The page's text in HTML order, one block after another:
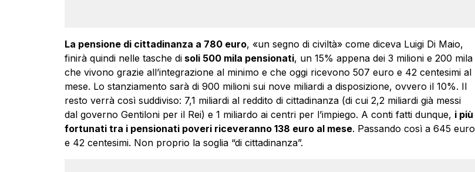
La pensione di cittadinanza a 780 euro, «un segno di civiltà» come diceva Luigi Di Maio,
finirà quindi nelle tasche disoli 500 mila pensionati, un 15% appena dei 3 milioni e 200 mila
che vivono grazie all’integrazione al minimo e che oggi ricevono 507 euro e 42 centesimi al
mese. Lo stanziamento sarà di 900 milioni sui nove miliardi a disposizione, ovvero il 10%. Il
resto verrà così suddiviso: 7,1 miliardi al reddito di cittadinanza (di cui 2,2 miliardi già messi
dal governo Gentiloni per il Rei) e 1 miliardo ai centri per l’impiego. A conti fatti dunque, i più
fortunati tra i pensionati poveri riceveranno 138 euro al mese. Passando così a 645 euro
e 42 centesimi. Non proprio la soglia “di cittadinanza”.